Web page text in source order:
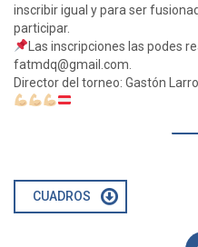
inscribir igual y para ser
participar.
Las inscripciones las podes
fatmdq@gmail.com
Director del torneo: Gastón
CUADROS